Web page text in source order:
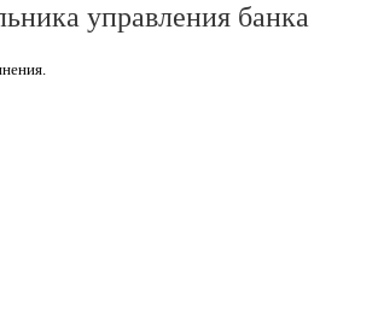
управления банка